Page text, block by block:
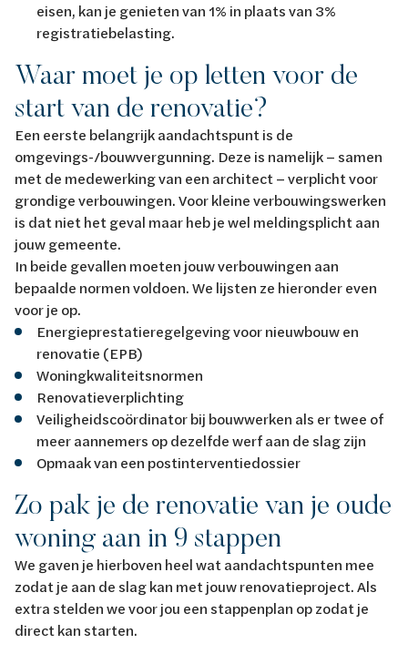
eisen, kan je genieten van 1% in plaats van 3%
registratiebelasting.
Waar moet je op letten voor de
start van de renovatie?
Een eerste belangrijk aandachtspunt is de
omgevings-/bouwvergunning. Deze is namelijk – samen
met de medewerking van een architect – verplicht voor
grondige verbouwingen. Voor kleine verbouwingswerken
is dat niet het geval maar heb je wel meldingsplicht aan
jouw gemeente.
In beide gevallen moeten jouw verbouwingen aan
bepaalde normen voldoen. We lijsten ze hieronder even
voor je op.
Energieprestatieregelgeving voor nieuwbouw en
renovatie (EPB)
Woningkwaliteitsnormen
Renovatieverplichting
Veiligheidscoördinator bij bouwwerken als er twee of
meer aannemers op dezelfde werf aan de slag zijn
Opmaak van een postinterventiedossier
Zo pak je de renovatie van je oude
woning aan in 9 stappen
We gaven je hierboven heel wat aandachtspunten mee
zodat je aan de slag kan met jouw renovatieproject. Als
extra stelden we voor jou een stappenplan op zodat je
direct kan starten.